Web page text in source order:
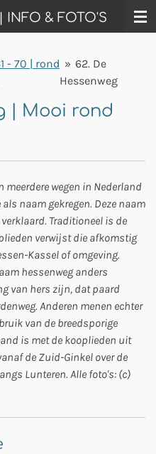
INFO & FOTO'S
- 70 | rond » 62. De
Hessenweg
| Mooi rond
meerdere wegen in Nederland
naam gekregen. Deze naam
Traditioneel is de
verwijst die afkomstig
Kassel of omgeving.
hessenweg anders
van hers zijn, dat paard
Anderen menen echter
van de breedsporige
is met de kooplieden uit
de Zuid-Ginkel over de
Lunteren. Alle foto's: (c)